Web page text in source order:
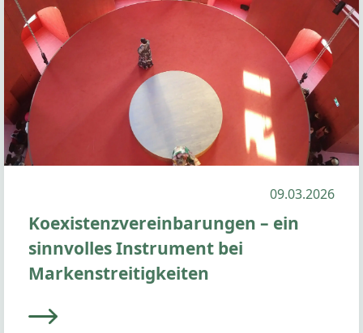
09.03.2026
Koexistenzvereinbarungen – ein
sinnvolles Instrument bei
Markenstreitigkeiten